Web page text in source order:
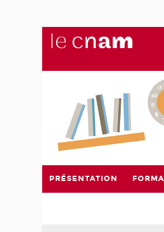
PRÉSENTATION